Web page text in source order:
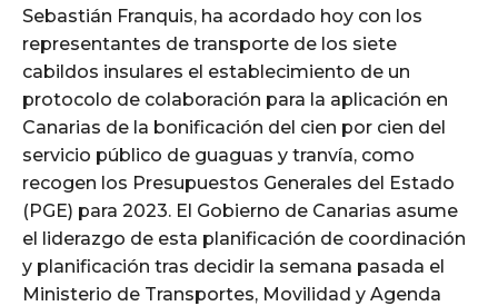
Sebastián Franquis, ha acordado hoy con los
representantes de transporte de los siete
cabildos insulares el establecimiento de un
protocolo de colaboración para la aplicación en
Canarias de la bonificación del cien por cien del
servicio público de guaguas y tranvía, como
recogen los Presupuestos Generales del Estado
(PGE) para 2023. El Gobierno de Canarias asume
el liderazgo de esta planificación de coordinación
y planificación tras decidir la semana pasada el
Ministerio de Transportes, Movilidad y Agenda